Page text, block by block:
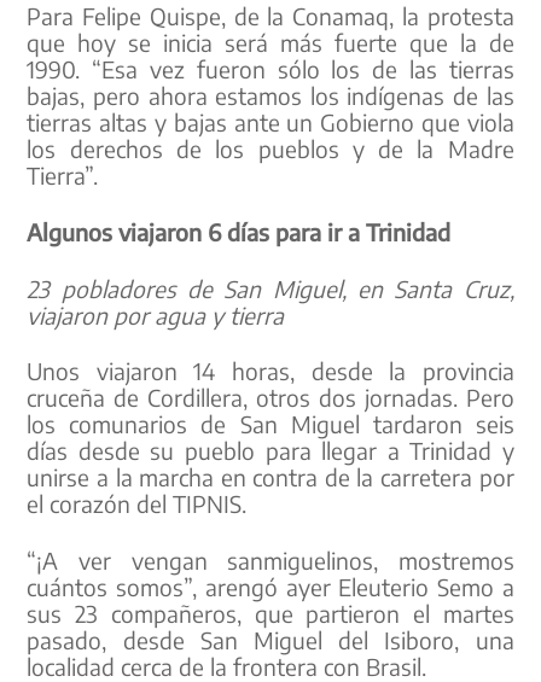
Para Felipe Quispe, de la Conamaq, la protesta
que hoy se inicia será más fuerte que la de
1990. “Esa vez fueron sólo los de las tierras
bajas, pero ahora estamos los indígenas de las
tierras altas y bajas ante un Gobierno que viola
los derechos de los pueblos y de la Madre
Tierra”.
Algunos viajaron 6 días para ir a Trinidad
23 pobladores de San Miguel, en Santa Cruz,
viajaron por agua y tierra
Unos viajaron 14 horas, desde la provincia
cruceña de Cordillera, otros dos jornadas. Pero
los comunarios de San Miguel tardaron seis
días desde su pueblo para llegar a Trinidad y
unirse a la marcha en contra de la carretera por
el corazón del TIPNIS.
“¡A ver vengan sanmiguelinos, mostremos
cuántos somos”, arengó ayer Eleuterio Semo a
sus 23 compañeros, que partieron el martes
pasado, desde San Miguel del Isiboro, una
localidad cerca de la frontera con Brasil.